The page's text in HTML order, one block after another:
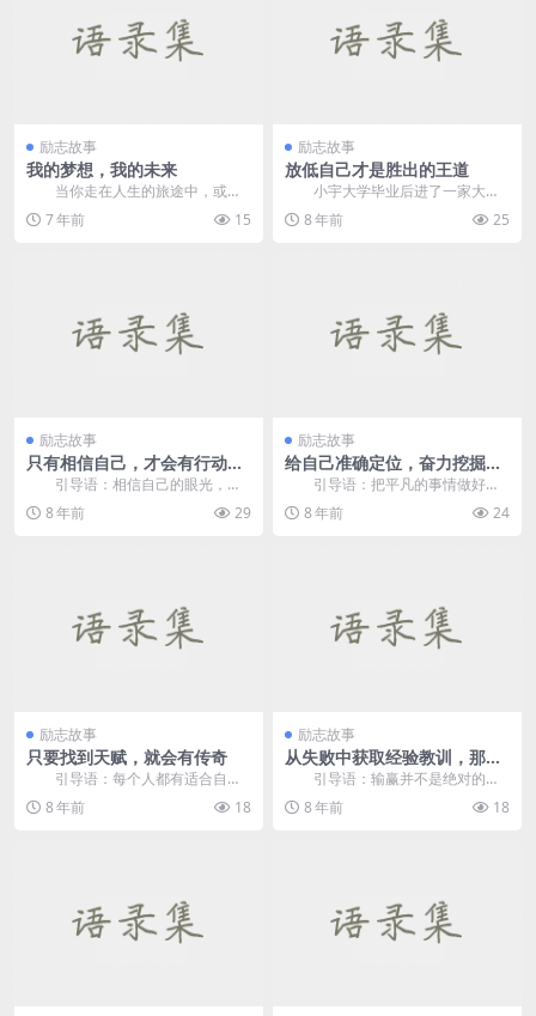
励志故事
我的梦想，我的未来
当你走在人生的旅途中，或无
知，或无...明智虽然总是会有在人
生的旅途中选举，...
7 年前 15
励志故事
放低自己才是胜出的王道
小宇大学毕业后进了一家大公
司实习，能留在这家公司上班是他
最大的愿望，可是他却...
8 年前 25
励志故事
只有相信自己，才会有行动的
欲望
引导语：相信自己的眼光，相
信自己的判断，相信自己一定可以
做到，只要坚持下去，...
8 年前 29
励志故事
给自己准确定位，奋力挖掘和
坚持
引导语：把平凡的事情做好，
做精就是不平凡。 十五岁
时，他初...
8 年前 24
励志故事
只要找到天赋，就会有传奇
引导语：每个人都有适合自己
发展的方向，只是很多时候我们很
难找到，当你找到自己...
8 年前 18
励志故事
从失败中获取经验教训，那么
就不算输
引导语：输赢并不是绝对的，
从失败中吸取经验和教训，何尝不
是一种得呢？ &nb...
8 年前 18